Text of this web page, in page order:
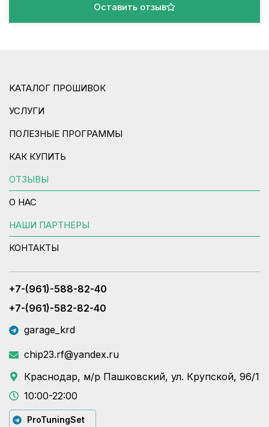
Оставить отзыв
КАТАЛОГ ПРОШИВОК
УСЛУГИ
ПОЛЕЗНЫЕ ПРОГРАММЫ
КАК КУПИТЬ
ОТЗЫВЫ
О НАС
НАШИ ПАРТНЕРЫ
КОНТАКТЫ
+7-(961)-588-82-40
+7-(961)-582-82-40
garage_krd
chip23.rf@yandex.ru
Краснодар, м/р Пашковский, ул. Крупской, 96/1
10:00-22:00
ProTuningSet